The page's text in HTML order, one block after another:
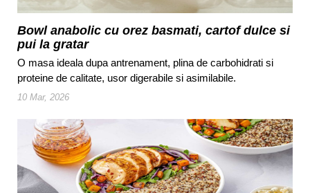
Bowl anabolic cu orez basmati, cartof dulce si
pui la gratar
O masa ideala dupa antrenament, plina de carbohidrati si
proteine de calitate, usor digerabile si asimilabile.
10 Mar, 2026